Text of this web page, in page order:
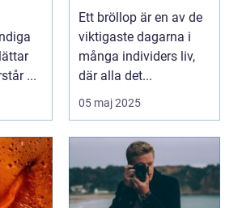
...
nyckelspelare för
oförglömliga
minnen
Ett bröllop är en av de
viktigaste dagarna i
många individers liv,
där alla det...
05 maj 2025